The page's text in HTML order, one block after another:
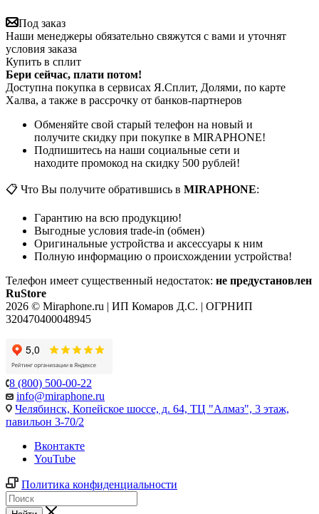
Под заказ
Наши менеджеры обязательно свяжутся с вами и уточнят
условия заказа
Купить в сплит
Бери сейчас, плати потом!
Доступна покупка в сервисах Я.Сплит, Долями, по карте
Халва, а также в рассрочку от банков-партнеров
Обменяйте свой старый телефон на новый и
получите скидку при покупке в MIRAPHONE!
Подпишитесь на наши социальные сети и
находите промокод на скидку 500 рублей!
📋 Что Вы получите обратившись в MIRAPHONE:
Гарантию на всю продукцию!
Выгодные условия trade-in (обмен)
Оригинальные устройства и аксессуары к ним
Полную информацию о происхождении устройства!
Телефон имеет существенный недостаток: не предустановлен
RuStore
2026 © Miraphone.ru | ИП Комаров Д.С. | ОГРНИП
320470400048945
8 (800) 500-00-22
info@miraphone.ru
Челябинск, Копейское шоссе, д. 64, ТЦ "Алмаз", 3 этаж,
павильон 3-70/2
Вконтакте
YouTube
Политика конфиденциальности